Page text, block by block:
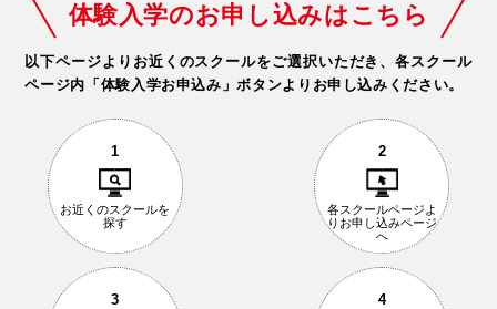
体験入学のお申し込みはこちら
以下ページよりお近くのスクールをご選択いただき、各スクール
ページ内「体験入学お申込み」ボタンよりお申し込みください。
1
お近くのスクールを
探す
2
各スクールページ よ
りお申し込みページ
へ
3 4